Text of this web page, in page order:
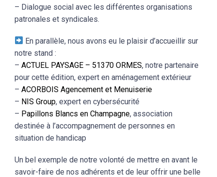
– Dialogue social avec les différentes organisations
patronales et syndicales.
En parallèle, nous avons eu le plaisir d’accueillir sur
notre stand :
– ACTUEL PAYSAGE – 51370 ORMES, notre partenaire
pour cette édition, expert en aménagement extérieur
– ACORBOIS Agencement et Menuiserie
– NIS Group, expert en cybersécurité
– Papillons Blancs en Champagne, association
destinée à l’accompagnement de personnes en
situation de handicap
Un bel exemple de notre volonté de mettre en avant le
savoir-faire de nos adhérents et de leur offrir une belle